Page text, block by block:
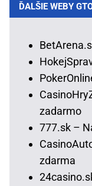
ĎALŠIE WEBY
zadarmo
777.sk –
zdarma